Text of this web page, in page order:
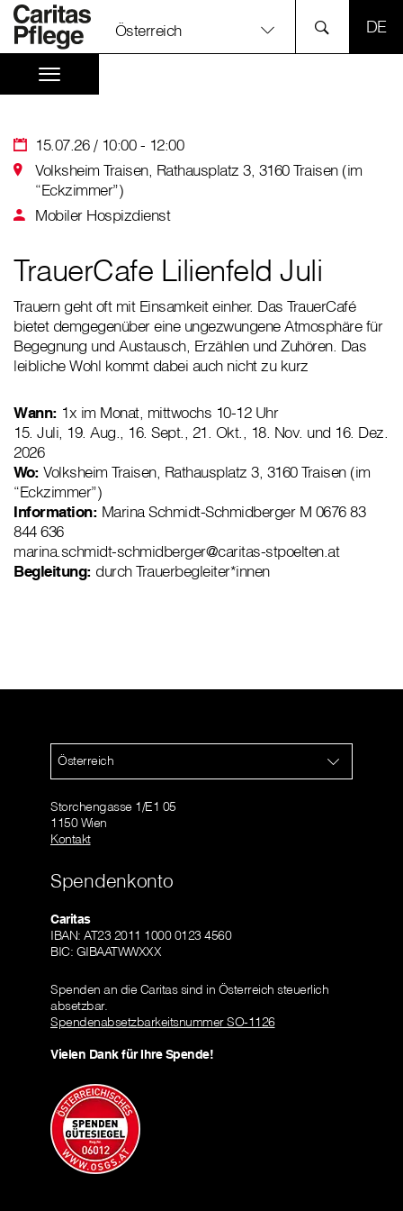
Österreich
15.07.26 / 10:00 - 12:00
Volksheim Traisen, Rathausplatz 3, 3160 Traisen (im
“Eckzimmer”)
Mobiler Hospizdienst
TrauerCafe Lilienfeld Juli
Trauern geht oft mit Einsamkeit einher. Das TrauerCafé
bietet demgegenüber eine ungezwungene Atmosphäre für
Begegnung und Austausch, Erzählen und Zuhören. Das
leibliche Wohl kommt dabei auch nicht zu kurz
Wann: 1x im Monat, mittwochs 10-12 Uhr
15. Juli, 19. Aug., 16. Sept., 21. Okt., 18. Nov. und 16. Dez.
2026
Wo: Volksheim Traisen, Rathausplatz 3, 3160 Traisen (im
“Eckzimmer”)
Information: Marina Schmidt-Schmidberger M 0676 83
844 636
marina.schmidt-schmidberger@caritas-stpoelten.at
Begleitung: durch Trauerbegleiter*innen
Österreich
Storchengasse 1/E1 05
1150 Wien
Kontakt
Spendenkonto
Caritas
IBAN: AT23 2011 1000 0123 4560
BIC: GIBAATWWXXX
Spenden an die Caritas sind in Österreich steuerlich
absetzbar.
Spendenabsetzbarkeitsnummer SO-1126
Vielen Dank für Ihre Spende!